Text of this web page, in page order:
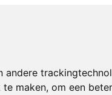
andere
te maken, om een